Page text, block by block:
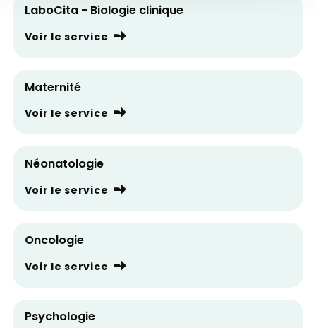
LaboCita - Biologie clinique
Voir le service
Maternité
Voir le service
Néonatologie
Voir le service
Oncologie
Voir le service
Psychologie